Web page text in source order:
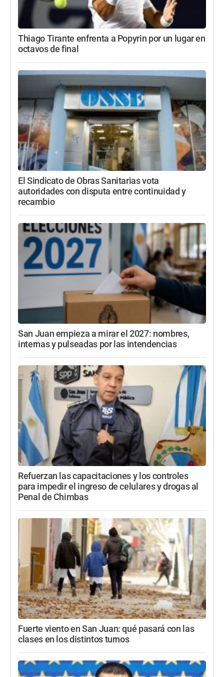
Thiago Tirante enfrenta a Popyrin por un lugar en
octavos de final
El Sindicato de Obras Sanitarias vota
autoridades con disputa entre continuidad y
recambio
San Juan empieza a mirar el 2027: nombres,
internas y pulseadas por las intendencias
Refuerzan las capacitaciones y los controles
para impedir el ingreso de celulares y drogas al
Penal de Chimbas
Fuerte viento en San Juan: qué pasará con las
clases en los distintos turnos